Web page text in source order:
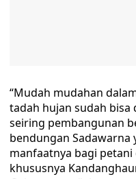
“Mudah mudahan
tadah hujan sudah
seiring pembangunan
bendungan Sadawarna
manfaatnya bagi
khususnya